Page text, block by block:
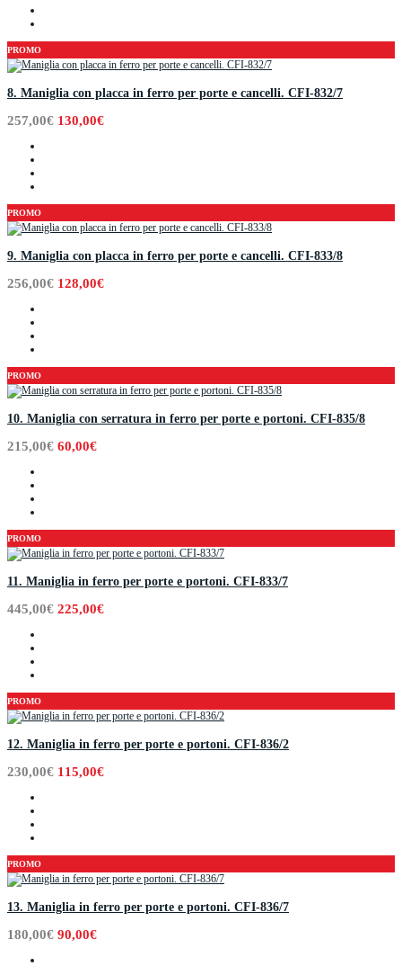
PROMO
8. Maniglia con placca in ferro per porte e cancelli. CFI-832/7
257,00€ 130,00€
PROMO
9. Maniglia con placca in ferro per porte e cancelli. CFI-833/8
256,00€ 128,00€
PROMO
10. Maniglia con serratura in ferro per porte e portoni. CFI-835/8
215,00€ 60,00€
PROMO
11. Maniglia in ferro per porte e portoni. CFI-833/7
445,00€ 225,00€
PROMO
12. Maniglia in ferro per porte e portoni. CFI-836/2
230,00€ 115,00€
PROMO
13. Maniglia in ferro per porte e portoni. CFI-836/7
180,00€ 90,00€